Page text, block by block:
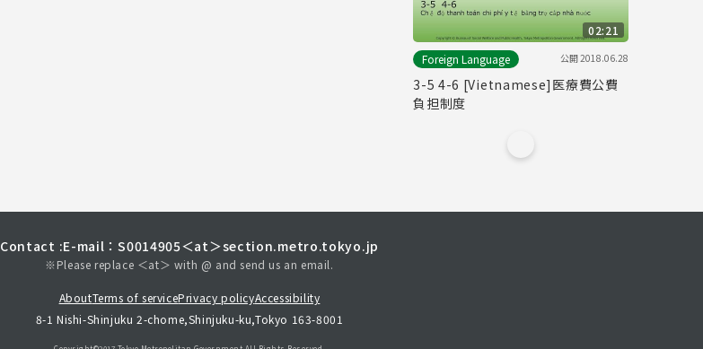
02:21
Foreign Language
公開2018.06.28
3-5 4-6 [Vietnamese]医療費公費
負担制度
Contact :E-mail：S0014905＜at＞section.metro.tokyo.jp
※Please replace ＜at＞ with @ and send us an email.
AboutTerms of servicePrivacy policyAccessibility
8-1 Nishi-Shinjuku 2-chome,Shinjuku-ku,Tokyo 163-8001